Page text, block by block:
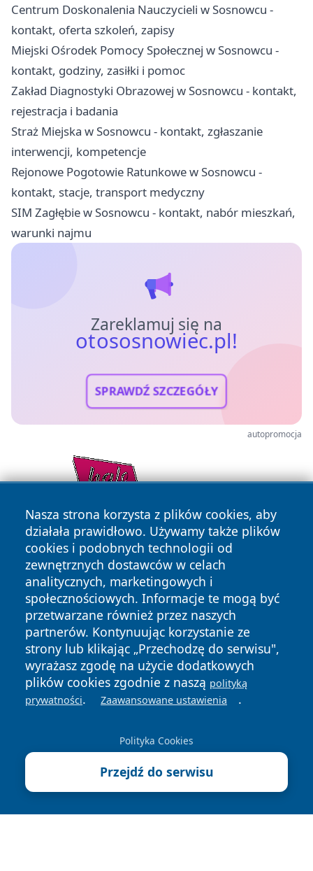
Centrum Doskonalenia Nauczycieli w Sosnowcu -
kontakt, oferta szkoleń, zapisy
Miejski Ośrodek Pomocy Społecznej w Sosnowcu -
kontakt, godziny, zasiłki i pomoc
Zakład Diagnostyki Obrazowej w Sosnowcu - kontakt,
rejestracja i badania
Straż Miejska w Sosnowcu - kontakt, zgłaszanie
interwencji, kompetencje
Rejonowe Pogotowie Ratunkowe w Sosnowcu -
kontakt, stacje, transport medyczny
SIM Zagłębie w Sosnowcu - kontakt, nabór mieszkań,
warunki najmu
Zareklamuj się na
otososnowiec.pl!
SPRAWDŹ SZCZEGÓŁY
autopromocja
Nasza strona korzysta z plików cookies, aby
działała prawidłowo. Używamy także plików
cookies i podobnych technologii od
zewnętrznych dostawców w celach
analitycznych, marketingowych i
społecznościowych. Informacje te mogą być
przetwarzane również przez naszych
partnerów. Kontynuując korzystanie ze
strony lub klikając „Przechodzę do serwisu",
wyrażasz zgodę na użycie dodatkowych
plików cookies zgodnie z naszą polityką
prywatności. Zaawansowane ustawienia .
Polityka Cookies
Przejdź do serwisu
Copyright © 2026 otososnowiec.pl Wszystkie prawa
zastrzeżone.
News Autorzy
Polityka
Polityka